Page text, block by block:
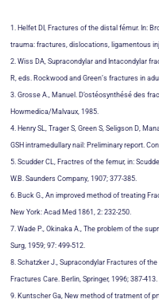
1. Helfet DI, Fractures of the distal fémur. In:
trauma: fractures, dislocations, ligamentous
2. Wiss DA, Supracondylar and Intacondylar
R, eds. Rockwood and Green’s fractures in
3. Grosse A., Manuel. D’ostéosynthésé des
Howmedica/Malvaux, 1985.
4. Henry SL, Trager S, Green S, Seligson D,
GSH intramedullary nail: Preliminary report.
5. Scudder CL, Fractres of the femur, in:
W.B. Saunders Company, 1907; 377-385.
6. Buck G., An improved method of treating
New York: Acad Med 1861, 2: 232-250.
7. Wade P., Okinaka A., The problem of the
Surg, 1959; 97: 499-512.
8. Schatzker J., Supracondylar Fractures of
Fractures Care. Berlin, Springer, 1996; 387-413.
9. Kuntscher Ga, New method of tratment of